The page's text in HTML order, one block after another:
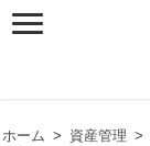
ホーム > 資産管理 >